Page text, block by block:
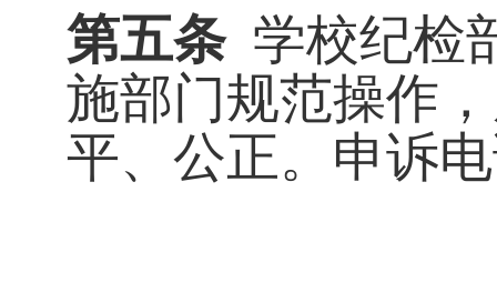
第五条 学校纪检
施部门规范操作
平、公正。申诉